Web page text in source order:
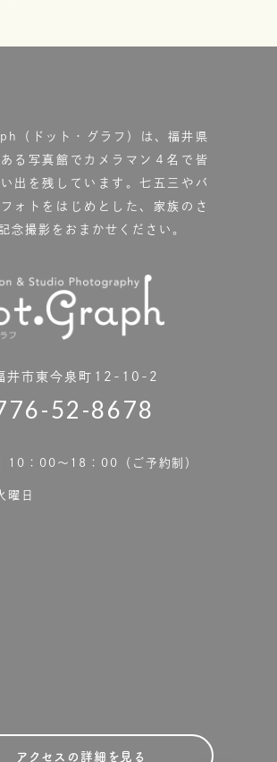
（ドット・グラフ）は、福井県
る写真館で カメラマン４名で皆
出を残しています。七五三やバ
ォトをはじめとした、家族のさ
念撮影をおまかせください。
井市東今泉町12-10-2
52-8678
10：00〜18：00（ご予約制）
曜日
アクセスの詳細を見る